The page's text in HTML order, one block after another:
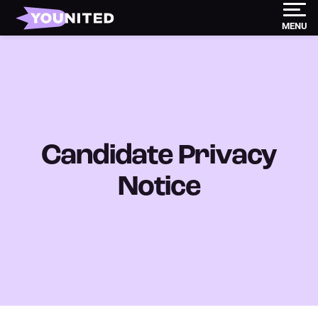
MENU
Candidate Privacy
Notice